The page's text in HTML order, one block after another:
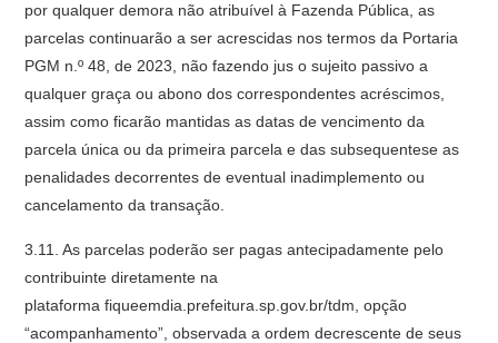
por qualquer demora não atribuível à Fazenda Pública, as
parcelas continuarão a ser acrescidas nos termos da Portaria
PGM n.º 48, de 2023, não fazendo jus o sujeito passivo a
qualquer graça ou abono dos correspondentes acréscimos,
assim como ficarão mantidas as datas de vencimento da
parcela única ou da primeira parcela e das subsequentese as
penalidades decorrentes de eventual inadimplemento ou
cancelamento da transação.
3.11. As parcelas poderão ser pagas antecipadamente pelo
contribuinte diretamente na
plataforma fiqueemdia.prefeitura.sp.gov.br/tdm, opção
“acompanhamento”, observada a ordem decrescente de seus